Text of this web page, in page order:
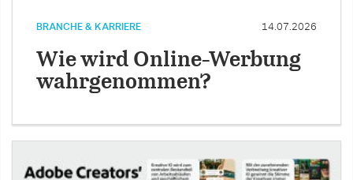
BRANCHE & KARRIERE 14.07.2026
Wie wird Online-Werbung
wahrgenommen?